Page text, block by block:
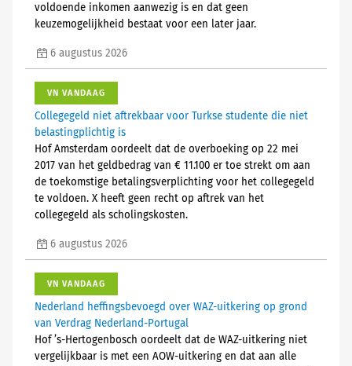
voldoende inkomen aanwezig is en dat geen
keuzemogelijkheid bestaat voor een later jaar.
6 augustus 2026
VN VANDAAG
Collegegeld niet aftrekbaar voor Turkse studente die niet
belastingplichtig is
Hof Amsterdam oordeelt dat de overboeking op 22 mei
2017 van het geldbedrag van € 11.100 er toe strekt om aan
de toekomstige betalingsverplichting voor het collegegeld
te voldoen. X heeft geen recht op aftrek van het
collegegeld als scholingskosten.
6 augustus 2026
VN VANDAAG
Nederland heffingsbevoegd over WAZ-uitkering op grond
van Verdrag Nederland-Portugal
Hof ’s-Hertogenbosch oordeelt dat de WAZ-uitkering niet
vergelijkbaar is met een AOW-uitkering en dat aan alle